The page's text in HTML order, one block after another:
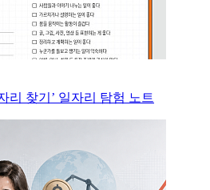
리 찾기’ 일자리 탐험 노트